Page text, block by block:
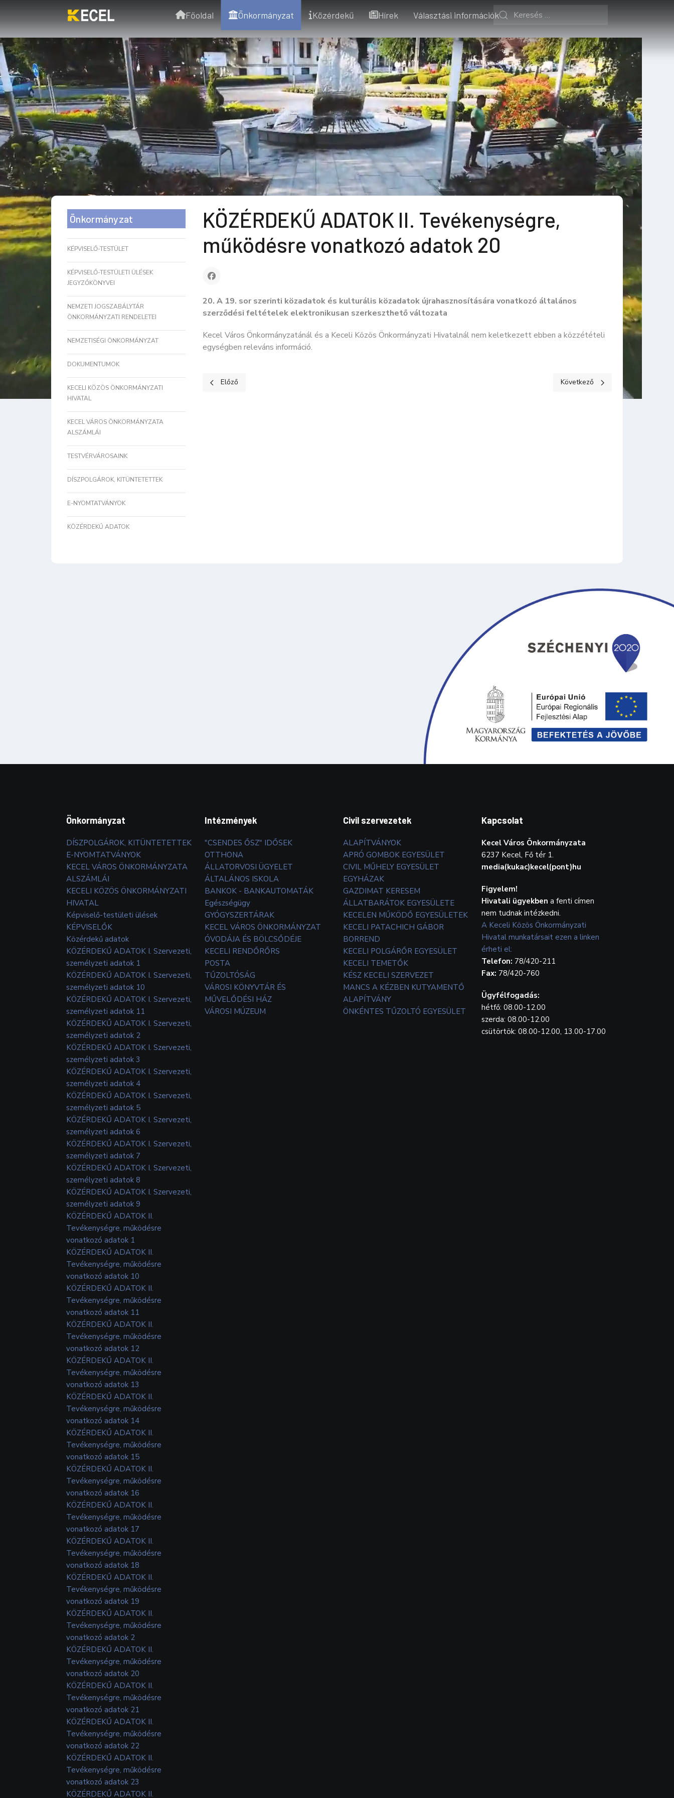
Főoldal Önkormányzat Közérdekű Hírek Választási információk
Önkormányzat
KÉPVISELŐ-TESTÜLET
KÉPVISELŐ-TESTÜLETI ÜLÉSEK
JEGYZŐKÖNYVEI
NEMZETI JOGSZABÁLYTÁR
ÖNKORMÁNYZATI RENDELETEI
NEMZETISÉGI ÖNKORMÁNYZAT
DOKUMENTUMOK
KECELI KÖZÖS ÖNKORMÁNYZATI
HIVATAL
KECEL VÁROS ÖNKORMÁNYZATA
ALSZÁMLÁI
TESTVÉRVÁROSAINK
DÍSZPOLGÁROK, KITÜNTETETTEK
E-NYOMTATVÁNYOK
KÖZÉRDEKŰ ADATOK
KÖZÉRDEKŰ ADATOK II. Tevékenységre,
működésre vonatkozó adatok 20
20. A 19. sor szerinti közadatok és kulturális közadatok újrahasznosítására vonatkozó általános
szerződési feltételek elektronikusan szerkeszthető változata
Kecel Város Önkormányzatánál és a Keceli Közös Önkormányzati Hivatalnál nem keletkezett ebben a közzétételi
egységben releváns információ.
Előző cikk: KÖZÉRDEKŰ ADATOK II. Tevékenységre, működésre vonatkozó adatok 19
Előző Következő cikk: KÖZÉRDEKŰ
Következő
Önkormányzat
DÍSZPOLGÁROK, KITÜNTETETTEK
E-NYOMTATVÁNYOK
KECEL VÁROS ÖNKORMÁNYZATA
ALSZÁMLÁI
KECELI KÖZÖS ÖNKORMÁNYZATI
HIVATAL
Képviselő-testületi ülések
KÉPVISELŐK
Közérdekű adatok
KÖZÉRDEKŰ ADATOK I. Szervezeti,
személyzeti adatok 1
KÖZÉRDEKŰ ADATOK I. Szervezeti,
személyzeti adatok 10
KÖZÉRDEKŰ ADATOK I. Szervezeti,
személyzeti adatok 11
KÖZÉRDEKŰ ADATOK I. Szervezeti,
személyzeti adatok 2
KÖZÉRDEKŰ ADATOK I. Szervezeti,
személyzeti adatok 3
KÖZÉRDEKŰ ADATOK I. Szervezeti,
személyzeti adatok 4
KÖZÉRDEKŰ ADATOK I. Szervezeti,
személyzeti adatok 5
KÖZÉRDEKŰ ADATOK I. Szervezeti,
személyzeti adatok 6
KÖZÉRDEKŰ ADATOK I. Szervezeti,
személyzeti adatok 7
KÖZÉRDEKŰ ADATOK I. Szervezeti,
személyzeti adatok 8
KÖZÉRDEKŰ ADATOK I. Szervezeti,
személyzeti adatok 9
KÖZÉRDEKŰ ADATOK II.
Tevékenységre, működésre
vonatkozó adatok 1
KÖZÉRDEKŰ ADATOK II.
Tevékenységre, működésre
vonatkozó adatok 10
KÖZÉRDEKŰ ADATOK II.
Tevékenységre, működésre
vonatkozó adatok 11
KÖZÉRDEKŰ ADATOK II.
Tevékenységre, működésre
vonatkozó adatok 12
KÖZÉRDEKŰ ADATOK II.
Tevékenységre, működésre
vonatkozó adatok 13
KÖZÉRDEKŰ ADATOK II.
Tevékenységre, működésre
vonatkozó adatok 14
KÖZÉRDEKŰ ADATOK II.
Tevékenységre, működésre
vonatkozó adatok 15
KÖZÉRDEKŰ ADATOK II.
Tevékenységre, működésre
vonatkozó adatok 16
KÖZÉRDEKŰ ADATOK II.
Tevékenységre, működésre
vonatkozó adatok 17
KÖZÉRDEKŰ ADATOK II.
Tevékenységre, működésre
vonatkozó adatok 18
KÖZÉRDEKŰ ADATOK II.
Tevékenységre, működésre
vonatkozó adatok 19
KÖZÉRDEKŰ ADATOK II.
Tevékenységre, működésre
vonatkozó adatok 2
KÖZÉRDEKŰ ADATOK II.
Tevékenységre, működésre
vonatkozó adatok 20
KÖZÉRDEKŰ ADATOK II.
Tevékenységre, működésre
vonatkozó adatok 21
KÖZÉRDEKŰ ADATOK II.
Tevékenységre, működésre
vonatkozó adatok 22
KÖZÉRDEKŰ ADATOK II.
Tevékenységre, működésre
vonatkozó adatok 23
KÖZÉRDEKŰ ADATOK II.
Intézmények
"CSENDES ŐSZ" IDŐSEK
OTTHONA
ÁLLATORVOSI ÜGYELET
ÁLTALÁNOS ISKOLA
BANKOK - BANKAUTOMATÁK
Egészségügy
GYÓGYSZERTÁRAK
KECEL VÁROS ÖNKORMÁNYZAT
ÓVODÁJA ÉS BÖLCSŐDÉJE
KECELI RENDŐRŐRS
POSTA
TŰZOLTÓSÁG
VÁROSI KÖNYVTÁR ÉS
MŰVELŐDÉSI HÁZ
VÁROSI MÚZEUM
Civil szervezetek
ALAPÍTVÁNYOK
APRÓ GOMBOK EGYESÜLET
CIVIL MŰHELY EGYESÜLET
EGYHÁZAK
GAZDIMAT KERESEM
ÁLLATBARÁTOK EGYESÜLETE
KECELEN MŰKÖDŐ EGYESÜLETEK
KECELI PATACHICH GÁBOR
BORREND
KECELI POLGÁRŐR EGYESÜLET
KECELI TEMETŐK
KÉSZ KECELI SZERVEZET
MANCS A KÉZBEN KUTYAMENTŐ
ALAPÍTVÁNY
ÖNKÉNTES TŰZOLTÓ EGYESÜLET
Kapcsolat
Kecel Város Önkormányzata
6237 Kecel, Fő tér 1.
media(kukac)kecel(pont)hu
Figyelem!
Hivatali ügyekben a fenti címen
nem tudnak intézkedni.
A Keceli Közös Önkormányzati
Hivatal munkatársait ezen a linken
érheti el:
Telefon: 78/420-211
Fax: 78/420-760
Ügyfélfogadás:
hétfő: 08.00-12.00
szerda: 08.00-12.00
csütörtök: 08.00-12.00, 13.00-17.00